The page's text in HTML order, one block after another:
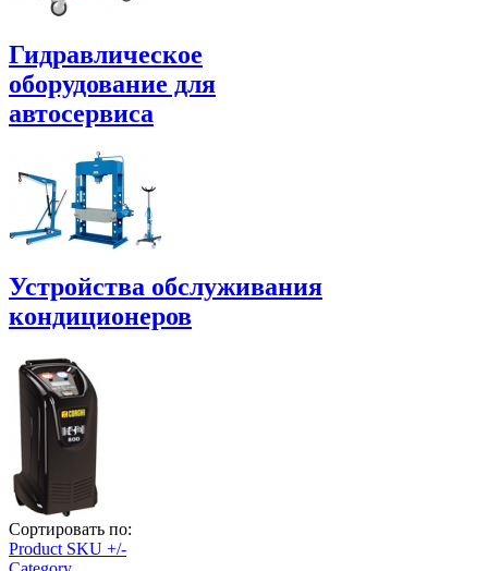
Гидравлическое
оборудование для
автосервиса
Устройства обслуживания
кондиционеров
Сортировать по:
Product SKU +/-